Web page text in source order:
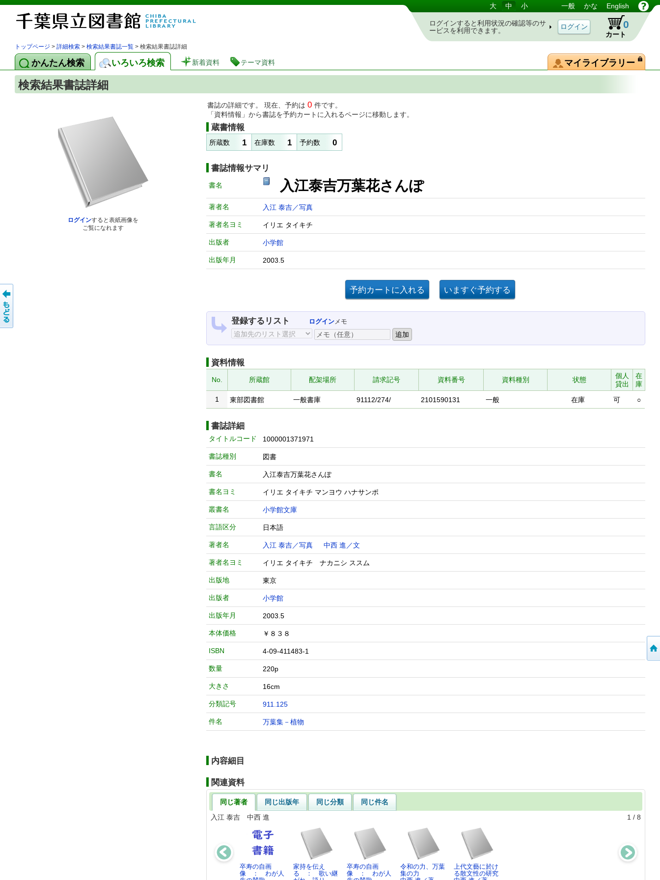
図書館 蔵書検索・予約システム 大 中 小 一般 かな English
ログインすると利用状況の確認等のサ
ービスを利用できます。
カート
0
トップページ > 詳細検索 > 検索結果書誌一覧 > 検索結果書誌詳細
かんたん検索 いろいろ検索 新着資料 テーマ資料 マイライブラリー
検索結果書誌詳細
ログインすると表紙画像を
ご覧になれます
書誌の詳細です。 現在、予約は 0 件です。
「資料情報」から書誌を予約カートに入れるページに移動します。
蔵書情報
所蔵数 1 在庫数 1 予約数 0
書誌情報サマリ
書名 入江泰吉万葉花さんぽ
著者名 入江 泰吉／写真
著者名ヨミ イリエ タイキチ
出版者 小学館
出版年月 2003.5
登録するリスト ログインメモ
資料情報
No. 所蔵館 配架場所 請求記号 資料番号 資料種別 状態
個人
貸出
在
庫
1
東部図書館 一般書庫 91112/274/ 2101590131 一般 在庫 可 ○
書誌詳細
タイトルコード 1000001371971
書誌種別 図書
書名 入江泰吉万葉花さんぽ
書名ヨミ イリエ タイキチ マンヨウ ハナサンポ
叢書名 小学館文庫
言語区分 日本語
著者名 入江 泰吉／写真 中西 進／文
著者名ヨミ イリエ タイキチ ナカニシ ススム
出版地 東京
出版者 小学館
出版年月 2003.5
本体価格 ￥８３８
ISBN 4-09-411483-1
数量 220p
大きさ 16cm
分類記号 911.125
件名 万葉集－植物
内容細目
関連資料
同じ著者 同じ出版年 同じ分類
同じ件名
入江 泰吉 中西 進
1 / 8
卒寿の自画
像 ： わが人
家持を伝え
る ： 歌い継
卒寿の自画
像 ： わが人
令和の力、万葉
集の力
上代文藝に於け
る散文性の研究